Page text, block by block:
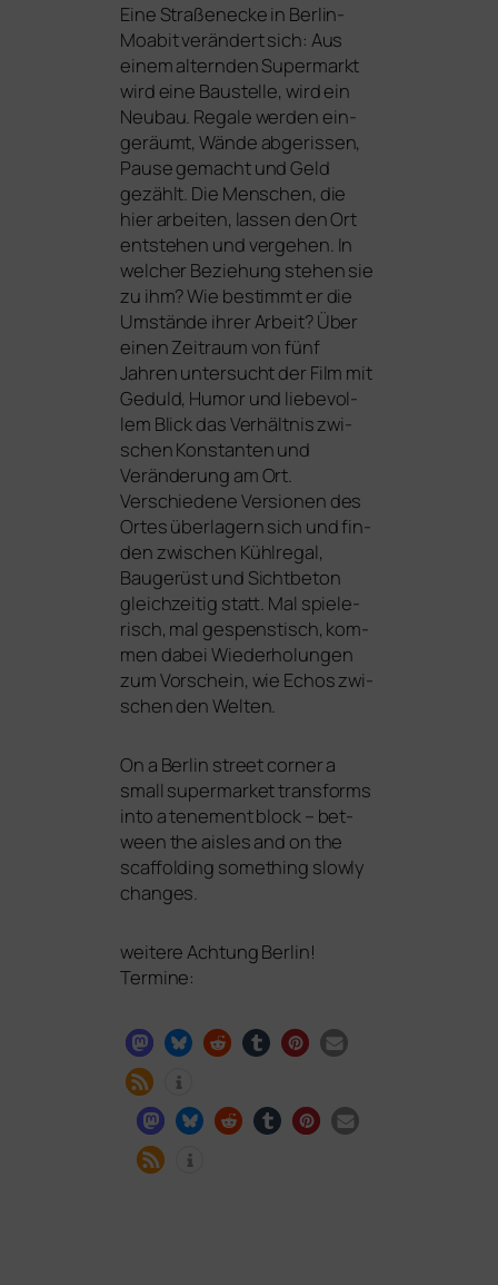
Eine Straßenecke in Berlin-
Moabit ver­än­dert sich: Aus
einem altern­den Supermarkt
wird eine Baustelle, wird ein
Neubau. Regale wer­den ein­
ge­räumt, Wände abge­ris­sen,
Pause gemacht und Geld
gezählt. Die Menschen, die
hier arbei­ten, las­sen den Ort
ent­ste­hen und ver­ge­hen. In
wel­cher Beziehung ste­hen sie
zu ihm? Wie bestimmt er die
Umstände ihrer Arbeit? Über
einen Zeitraum von fünf
Jahren unter­sucht der Film mit
Geduld, Humor und lie­be­vol­
lem Blick das Verhältnis zwi­
schen Konstanten und
Veränderung am Ort.
Verschiedene Versionen des
Ortes über­la­gern sich und fin­
den zwi­schen Kühlregal,
Baugerüst und Sichtbeton
gleich­zei­tig statt. Mal spie­le­
risch, mal gespens­tisch, kom­
men dabei Wiederholungen
zum Vorschein, wie Echos zwi­
schen den Welten.
On a Berlin street cor­ner a
small super­mar­ket trans­forms
into a tene­ment block – bet­
ween the ais­les and on the
scaf­fol­ding some­thing slow­ly
changes.
wei­te­re Achtung Berlin!
Termine: